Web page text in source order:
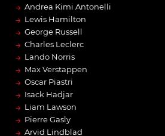
→ Andrea Kimi Antonelli
→ Lewis Hamilton
→ George Russell
→ Charles Leclerc
→ Lando Norris
→ Max Verstappen
→ Oscar Piastri
→ Isack Hadjar
→ Liam Lawson
→ Pierre Gasly
→ Arvid Lindblad